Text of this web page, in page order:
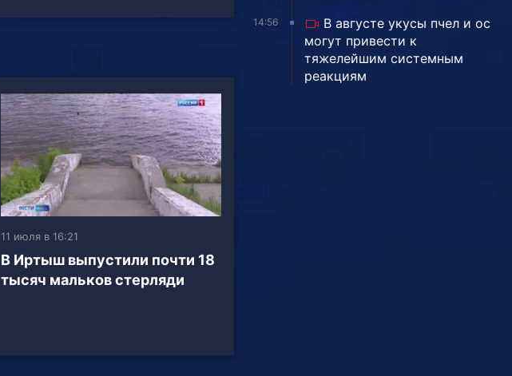
11 июля в 16:21
В Иртыш выпустили почти 18
тысяч мальков стерляди
14:56
В августе укусы пчел и ос
могут привести к
тяжелейшим системным
реакциям